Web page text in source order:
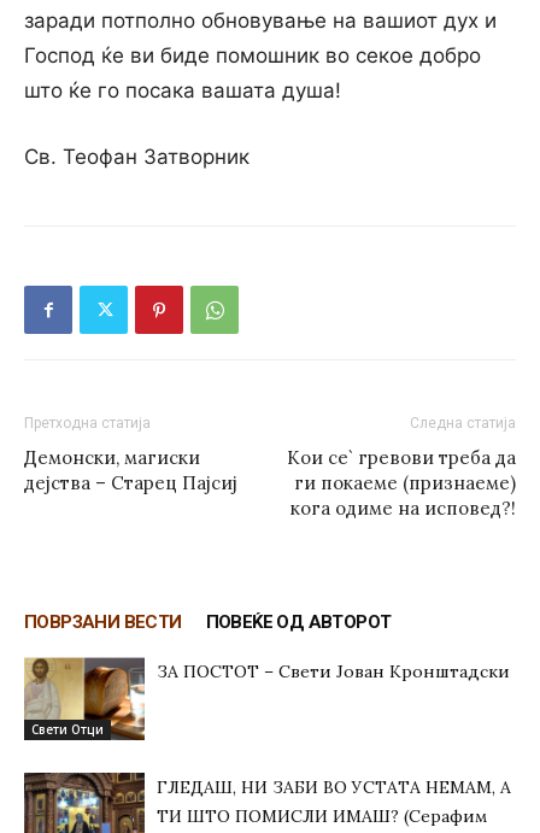
заради потполно обновување на вашиот дух и
Господ ќе ви биде помошник во секое добро
што ќе го посака вашата душа!
Св. Теофан Затворник
Претходна статија
Демонски, магиски
дејства – Старец Пајсиј
Следна статија
Кои се` гревови треба да
ги покаеме (признаеме)
кога одиме на исповед?!
ПОВРЗАНИ ВЕСТИ ПОВЕЌЕ ОД АВТОРОТ
Свети Отци
ЗА ПОСТОТ – Свети Јован Кронштадски
ГЛЕДАШ, НИ ЗАБИ ВО УСТАТА НЕМАМ, А
ТИ ШТО ПОМИСЛИ ИМАШ? (Серафим